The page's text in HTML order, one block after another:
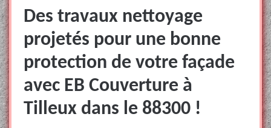
Des travaux nettoyage
projetés pour une bonne
protection de votre façade
avec EB Couverture à
Tilleux dans le 88300 !